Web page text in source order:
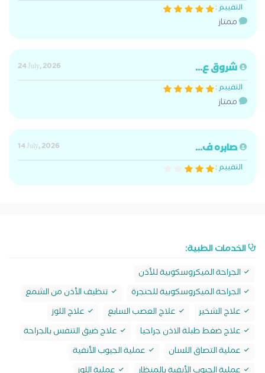
التقييم :
ممتاز
شروق ع...
24 July, 2026
التقييم :
ممتاز
صابره ف...
14 July, 2026
التقييم :
الخدمات الطبية:
الجراحة الميكروسكوبية للأذن
الجراحة الميكروسكوبية للحنجرة
تنظيف الأذن من الشمع
علاج الشخير
علاج العصب السابع
علاج اللوز
علاج ضغط طبلة الاذن جراحيا
علاج ضيق التنفس بالجراحة
عملية التصاق اللسان
عملية الجيوب الأنفية